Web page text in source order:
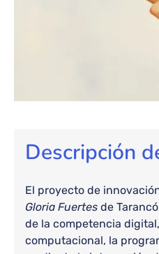
Descripción
El proyecto de
Gloria Fuertes de
de la competencia
computacional, la